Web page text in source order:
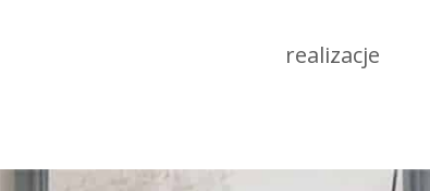
realizacje